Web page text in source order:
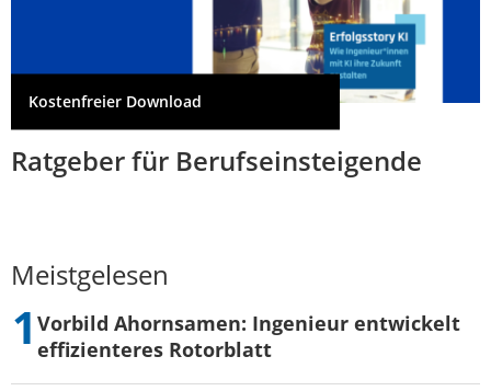
Kostenfreier Download
Ratgeber für Berufseinsteigende
Meistgelesen
Vorbild Ahornsamen: Ingenieur entwickelt
effizienteres Rotorblatt